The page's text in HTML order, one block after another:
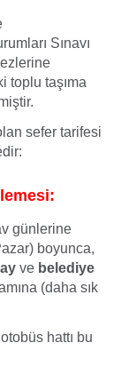
Sınavı
toplu taşıma
sefer tarifesi
günlerine
boyunca,
ve belediye
(daha sık
hattı bu